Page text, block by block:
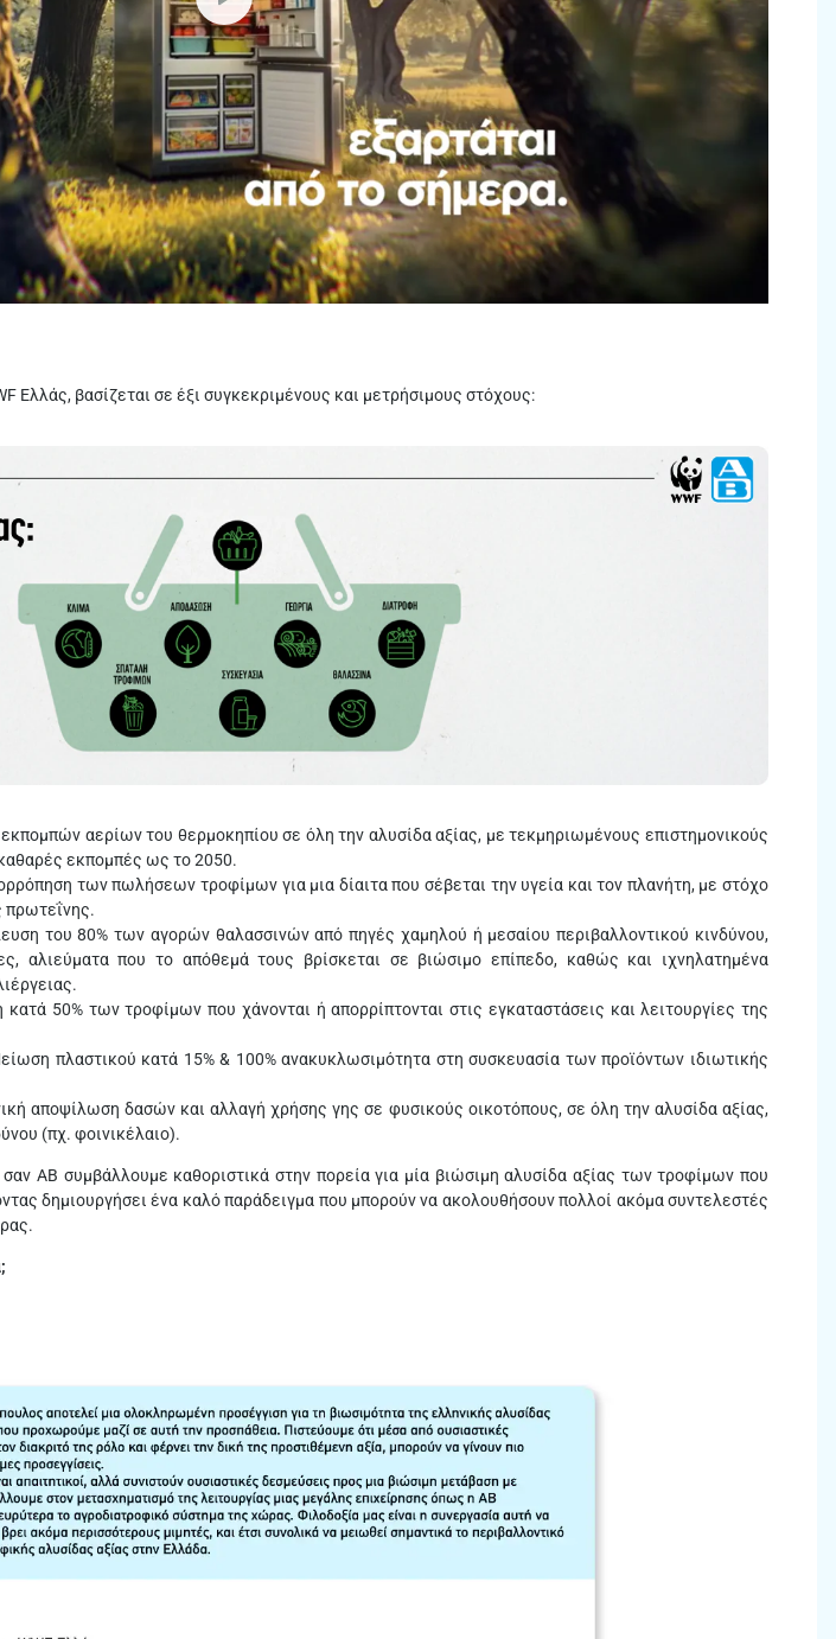
Ελλάς, βασίζεται σε έξι συγκεκριμένους και μετρήσιμους στόχους:
αερίων του θερμοκηπίου σε όλη την αλυσίδα αξίας, με τεκμηριωμένους επιστημονικούς
εκπομπές ως το 2050.
των πωλήσεων τροφίμων για μια δίαιτα που σέβεται την υγεία και τον πλανήτη, με στόχο
του 80% των αγορών θαλασσινών από πηγές χαμηλού ή μεσαίου περιβαλλοντικού κινδύνου,
αλιεύματα που το απόθεμά τους βρίσκεται σε βιώσιμο επίπεδο, καθώς και ιχνηλατημένα
50% των τροφίμων που χάνονται ή απορρίπτονται στις εγκαταστάσεις και λειτουργίες της
πλαστικού κατά 15% & 100% ανακυκλωσιμότητα στη συσκευασία των προϊόντων ιδιωτικής
αποψίλωση δασών και αλλαγή χρήσης γης σε φυσικούς οικοτόπους, σε όλη την αλυσίδα αξίας,
(πχ. φοινικέλαιο).
ΑΒ συμβάλλουμε καθοριστικά στην πορεία για μία βιώσιμη αλυσίδα αξίας των τροφίμων που
δημιουργήσει ένα καλό παράδειγμα που μπορούν να ακολουθήσουν πολλοί ακόμα συντελεστές